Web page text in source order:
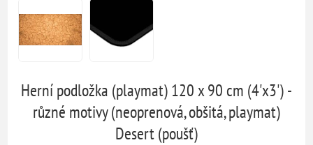
Herní podložka (playmat) 120 x 90 cm (4'x3') -
různé motivy (neoprenová, obšitá, playmat)
Desert (poušť)